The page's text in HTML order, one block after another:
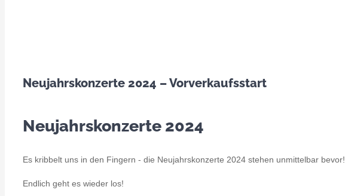
Neujahrskonzerte 2024 – Vorverkaufsstart
Neujahrskonzerte 2024
Es kribbelt uns in den Fingern - die Neujahrskonzerte 2024 stehen unmittelbar bevor!
Endlich geht es wieder los!